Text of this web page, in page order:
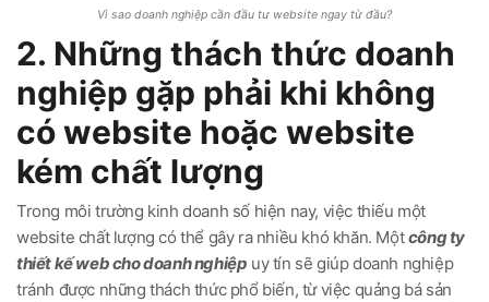
Vì sao doanh nghiệp cần đầu tư website ngay từ đầu?
2. Những thách thức doanh
nghiệp gặp phải khi không
có website hoặc website
kém chất lượng
Trong môi trường kinh doanh số hiện nay, việc thiếu một
website chất lượng có thể gây ra nhiều khó khăn. Mộtcông ty
thiết kế web cho doanh nghiệp uy tín sẽ giúp doanh nghiệp
tránh được những thách thức phổ biến, từ việc quảng bá sản